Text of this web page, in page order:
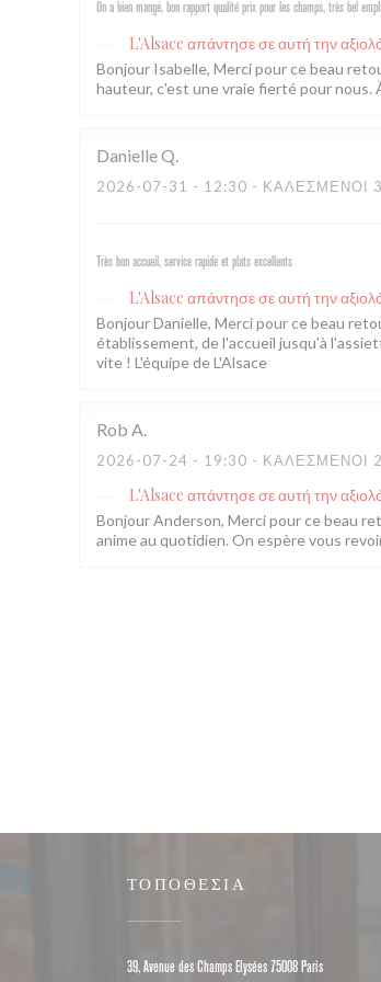
On a bien mangé, bon rapport qualité prix pour les champs, très bel
L'Alsace απάντησε σε αυτή την
Bonjour Isabelle, Merci pour ce beau
hauteur, c'est une vraie fierté pour nous.
DanielleQ
2026-07-31 - 12:30 - ΚΑΛΕΣΜΈΝΟΙ 3
Très bon accueil, service rapide et plats excellents
L'Alsace απάντησε σε αυτή την
Bonjour Danielle, Merci pour ce beau
établissement, de l'accueil jusqu'à
vite ! L'équipe de L'Alsace
Rob A
2026-07-24 - 19:30 - ΚΑΛΕΣΜΈΝΟΙ 2
L'Alsace απάντησε σε αυτή την
Bonjour Anderson, Merci pour ce beau
anime au quotidien. On espère vous
ΤΟΠΟΘΕΣΊΑ
39, Avenue des Champs Elysées 75008 Paris